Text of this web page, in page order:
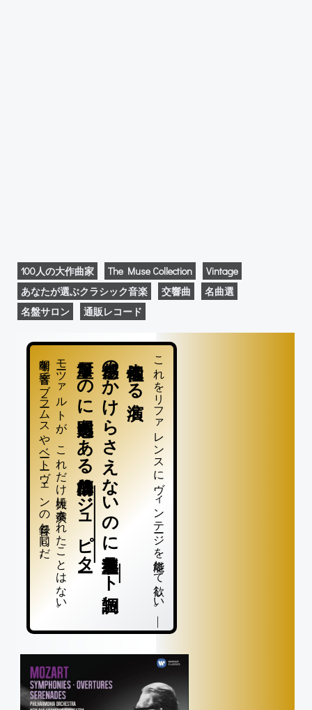
100人の大作曲家 The Muse Collection
Vintage
あなたが選ぶクラシック音楽
交響曲
名曲選
名盤サロン
通販レコード
これをリファレンスにヴィンテージを堪能して欲しい。 ―
個性極まる名演
感傷のかけらさえないのに造型見事な
ト短調
重厚なのに透明感もある構築的な
ジュピター
モーツァルトが、これだけ雄大に演奏されたことはない。
明晰な音響でブラームスやベートーヴェンの録音と同じだ。